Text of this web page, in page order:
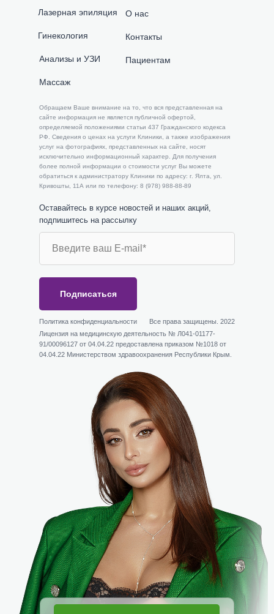
Подписаться
О нас
Лазерная эпиляция
Массаж
Гинекология
Анализы и УЗИ
​​Обращаем Ваше внимание на то, что вся представленная на
сайте информация не является публичной офертой,
определяемой положениями статьи 437 Гражданского кодекса
РФ. Сведения о ценах на услуги Клиники, а также изображения
услуг на фотографиях, представленных на сайте, носят
исключительно информационный характер. Для получения
более полной информации о стоимости услуг Вы можете
обратиться к администратору Клиники по адресу: г. Ялта, ул.
Кривошты, 11А или по телефону: 8 (978) 988-88-89
Оставайтесь в курсе новостей и наших акций,
подпишитесь на рассылку
Политика конфиденциальности Все права защищены. 2022
Лицензия на медицинскую деятельность № Л041-01177-
91/00096127 от 04.04.22 предоставлена приказом №1018 от
04.04.22 Министерством здравоохранения Республики Крым.
Контакты
Пациентам